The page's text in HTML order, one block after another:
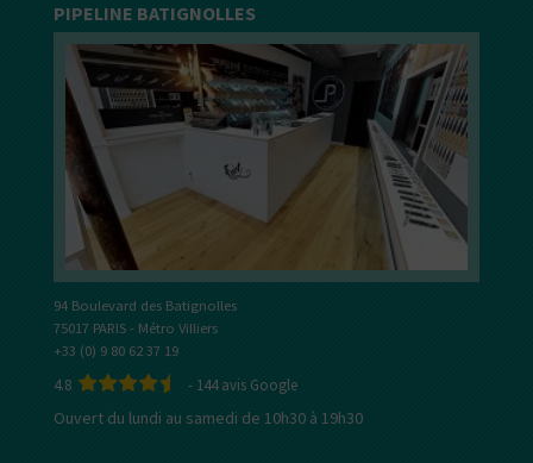
PIPELINE BATIGNOLLES
94 Boulevard des Batignolles
75017 PARIS - Métro Villiers
+33 (0) 9 80 62 37 19
4.8 - 144avis Google
Ouvert du lundi au samedi de 10h30 à 19h30